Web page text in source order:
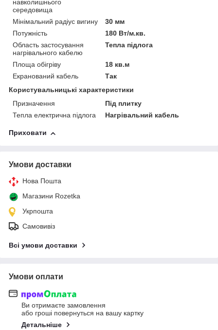
навколишнього
середовища
Мінімальний радіус вигину
30 мм
Потужність
180 Вт/м.кв.
Область застосування
нагрівального кабелю
Тепла підлога
Площа обігріву
18 кв.м
Екранований кабель
Так
Користувальницькі характеристики
Призначення
Під плитку
Тепла електрична підлога
Нагрівальний кабель
Приховати
Умови доставки
Нова Пошта
Магазини Rozetka
Укрпошта
Самовивіз
Всі умови доставки
Умови оплати
Ви отримаєте замовлення
або гроші повернуться на вашу картку
Детальніше